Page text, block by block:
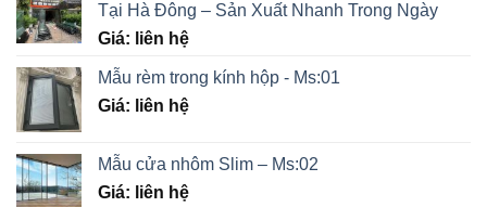
Tại Hà Đông – Sản Xuất Nhanh Trong Ngày
Giá: liên hệ
Mẫu rèm trong kính hộp - Ms:01
Giá: liên hệ
Mẫu cửa nhôm Slim – Ms:02
Giá: liên hệ